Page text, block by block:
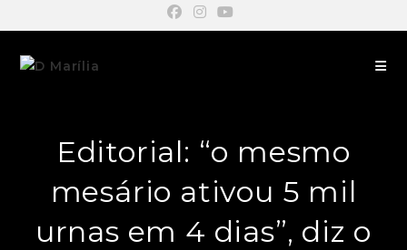
Editorial: “o mesmo
mesário ativou 5 mil
urnas em 4 dias”, diz o